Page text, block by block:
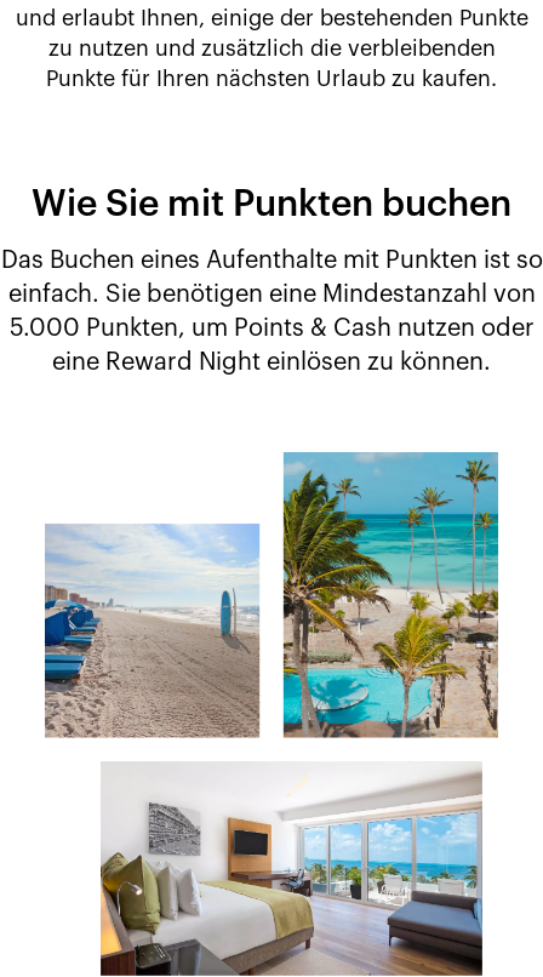
und erlaubt Ihnen, einige der bestehenden Punkte
zu nutzen und zusätzlich die verbleibenden
Punkte für Ihren nächsten Urlaub zu kaufen.
Wie Sie mit Punkten buchen
Das Buchen eines Aufenthalte mit Punkten ist so
einfach. Sie benötigen eine Mindestanzahl von
5.000 Punkten, um Points & Cash nutzen oder
eine Reward Night einlösen zu können.